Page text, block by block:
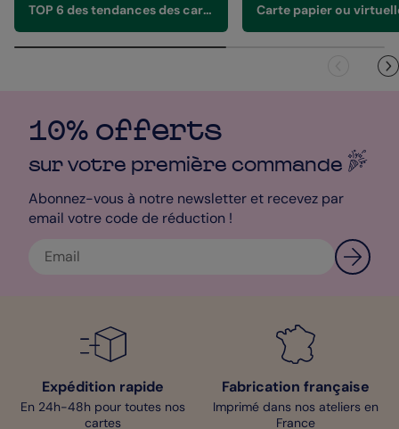
TOP 6 des tendances des cartes de visite en 2026
10% offerts
sur votre première commande
Abonnez-vous à notre newsletter et recevez par
email votre code de réduction !
Expédition rapide
En 24h-48h pour toutes nos
cartes
Fabrication française
Imprimé dans nos ateliers en
France